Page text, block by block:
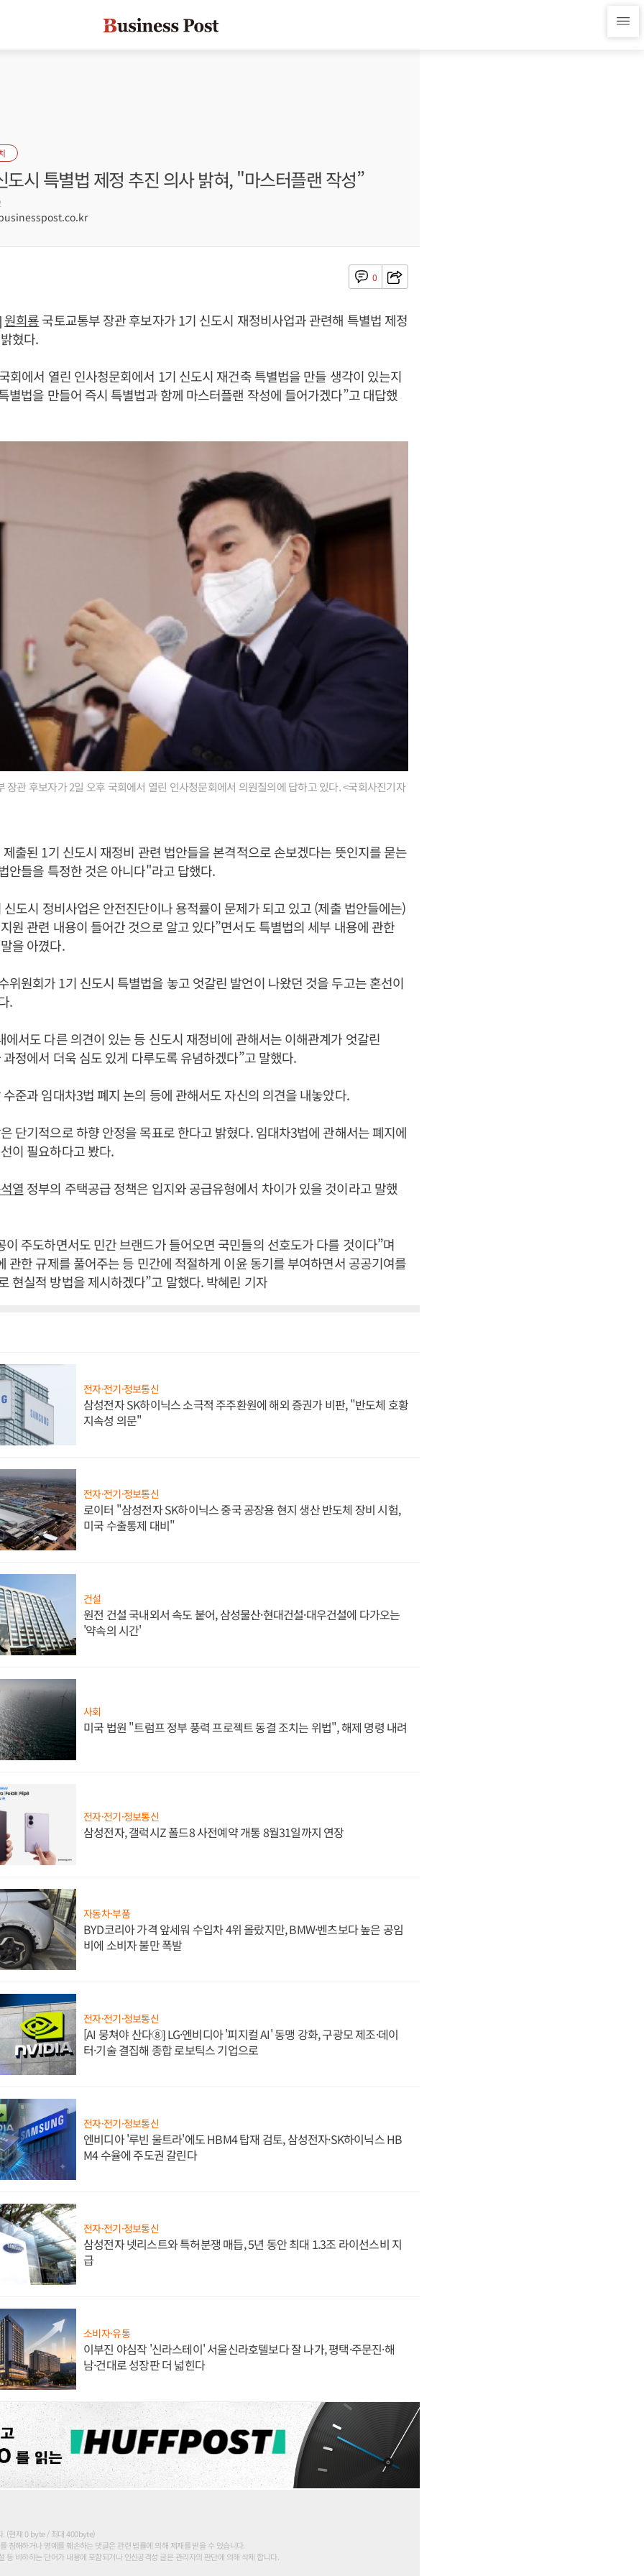
도시 특별법 제정 추진 의사 밝혀, "마스터플랜 작성”
0
원희룡국토교통부 장관 후보자가 1기 신도시 재정비사업과 관련해 특별법 제정
혔다.
회에서 열린 인사청문회에서 1기 신도시 재건축 특별법을 만들 생각이 있는지
별법을 만들어 즉시 특별법과 함께 마스터플랜 작성에 들어가겠다”고 대답했
장관 후보자가 2일 오후 국회에서 열린 인사청문회에서 의원질의에 답하고 있다. <국회사진기자
출된 1기 신도시 재정비 관련 법안들을 본격적으로 손보겠다는 뜻인지를 묻는
안들을 특정한 것은 아니다"라고 답했다.
도시 정비사업은 안전진단이나 용적률이 문제가 되고 있고 (제출 법안들에는)
원 관련 내용이 들어간 것으로 알고 있다”면서도 특별법의 세부 내용에 관한
을 아꼈다.
위원회가 1기 신도시 특별법을 놓고 엇갈린 발언이 나왔던 것을 두고는 혼선이
.
에서도 다른 의견이 있는 등 신도시 재정비에 관해서는 이해관계가 엇갈린
정에서 더욱 심도 있게 다루도록 유념하겠다”고 말했다.
준과 임대차3법 폐지 논의 등에 관해서도 자신의 의견을 내놓았다.
단기적으로 하향 안정을 목표로 한다고 밝혔다. 임대차3법에 관해서는 폐지에
이 필요하다고 봤다.
열 정부의 주택공급 정책은 입지와 공급유형에서 차이가 있을 것이라고 말했
이 주도하면서도 민간 브랜드가 들어오면 국민들의 선호도가 다를 것이다”며
관한 규제를 풀어주는 등 민간에 적절하게 이윤 동기를 부여하면서 공공기여를
현실적 방법을 제시하겠다”고 말했다. 박혜린 기자
전자·전기·정보통신
삼성전자 SK하이닉스 소극적 주주환원에 해외 증권가 비판, "반도체 호황
지속성 의문"
전자·전기·정보통신
로이터 "삼성전자 SK하이닉스 중국 공장용 현지 생산 반도체 장비 시험,
미국 수출통제 대비"
건설
원전 건설 국내외서 속도 붙어, 삼성물산·현대건설·대우건설에 다가오는
'약속의 시간'
사회
미국 법원 "트럼프 정부 풍력 프로젝트 동결 조치는 위법", 해제 명령 내려
전자·전기·정보통신
삼성전자, 갤럭시Z 폴드8 사전예약 개통 8월31일까지 연장
자동차·부품
BYD코리아 가격 앞세워 수입차 4위 올랐지만, BMW·벤츠보다 높은 공임
비에 소비자 불만 폭발
전자·전기·정보통신
[AI 뭉쳐야 산다⑧] LG·엔비디아 '피지컬 AI' 동맹 강화, 구광모 제조·데이
터·기술 결집해 종합 로보틱스 기업으로
전자·전기·정보통신
엔비디아 '루빈 울트라'에도 HBM4 탑재 검토, 삼성전자·SK하이닉스 HB
M4 수율에 주도권 갈린다
전자·전기·정보통신
삼성전자 넷리스트와 특허분쟁 매듭, 5년 동안 최대 1.3조 라이선스비 지
급
소비자·유통
이부진 야심작 '신라스테이' 서울신라호텔보다 잘 나가, 평택·주문진·해
남·건대로 성장판 더 넓힌다
. (현재 0 byte / 최대 400byte)
침해하거나 명예를 훼손하는 댓글은 관련 법률에 의해 제재를 받을 수 있습니다.
등 비하하는 단어가 내용에 포함되거나 인신공격성 글은 관리자의 판단에 의해 삭제 합니다.